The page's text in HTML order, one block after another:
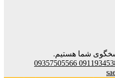
شما هستیم.